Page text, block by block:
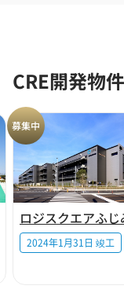
CRE開発物件
募集中
ロジスクエアふじ
2024年1月31日 竣工